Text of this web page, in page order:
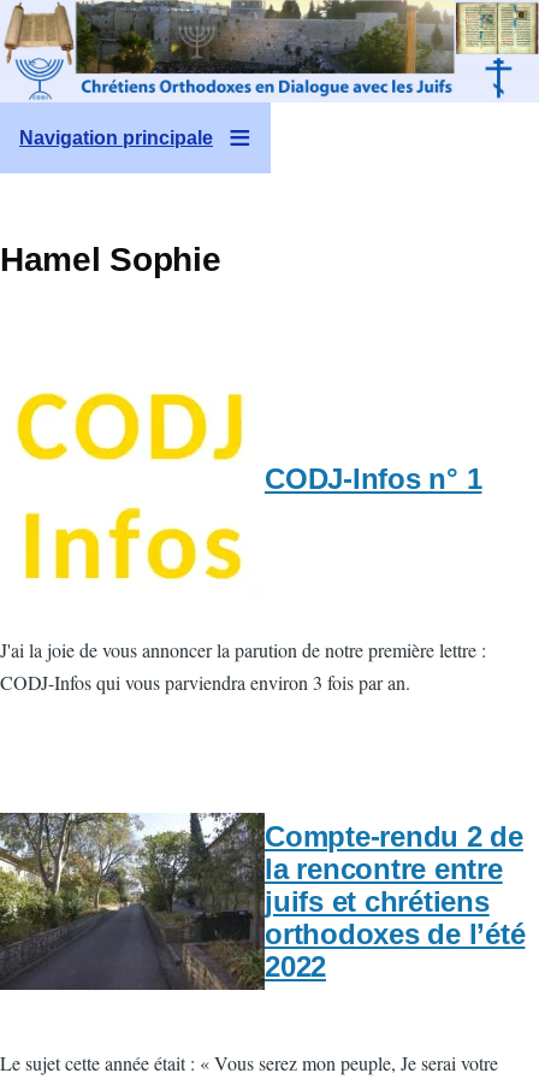
Aller au contenu principal
Navigation principale
Hamel Sophie
CODJ-Infos n° 1
J'ai la joie de vous annoncer la parution de notre première lettre :
CODJ-Infos qui vous parviendra environ 3 fois par an.
Compte-rendu 2 de
la rencontre entre
juifs et chrétiens
orthodoxes de l’été
2022
Le sujet cette année était : « Vous serez mon peuple, Je serai votre